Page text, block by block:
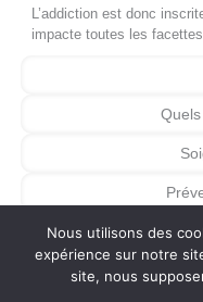
L’addiction est donc
impacte toutes les
Copyright © 2026 Tremplin
Nous utilisons des
expérience sur notre
site, nous